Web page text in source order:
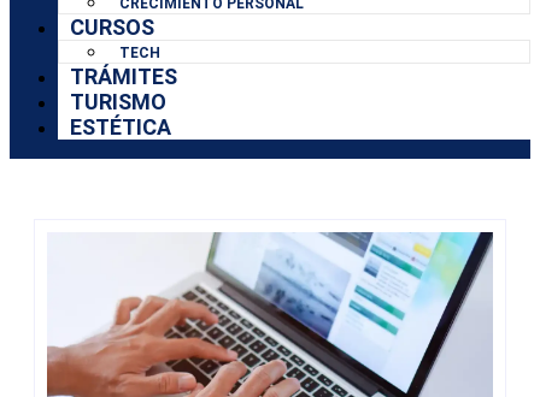
CRECIMIENTO PERSONAL
CURSOS
TECH
TRÁMITES
TURISMO
ESTÉTICA